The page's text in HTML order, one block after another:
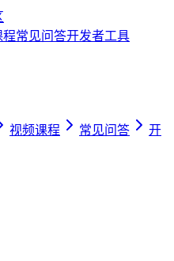
程常见问答开发者工具
视频课程 常见问答
开